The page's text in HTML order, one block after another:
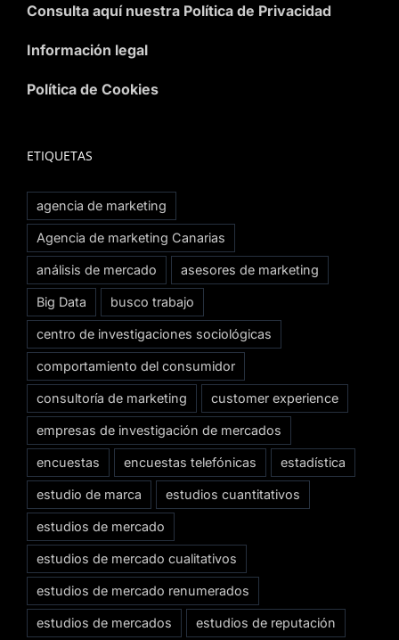
Consulta aquí nuestra Política de Privacidad
Información legal
Política de Cookies
ETIQUETAS
agencia de marketing
Agencia de marketing Canarias
análisis de mercado asesores de marketing
Big Data busco trabajo
centro de investigaciones sociológicas
comportamiento del consumidor
consultoría de marketing customer experience
empresas de investigación de mercados
encuestas encuestas telefónicas estadística
estudio de marca estudios cuantitativos
estudios de mercado
estudios de mercado cualitativos
estudios de mercado renumerados
estudios de mercados estudios de reputación